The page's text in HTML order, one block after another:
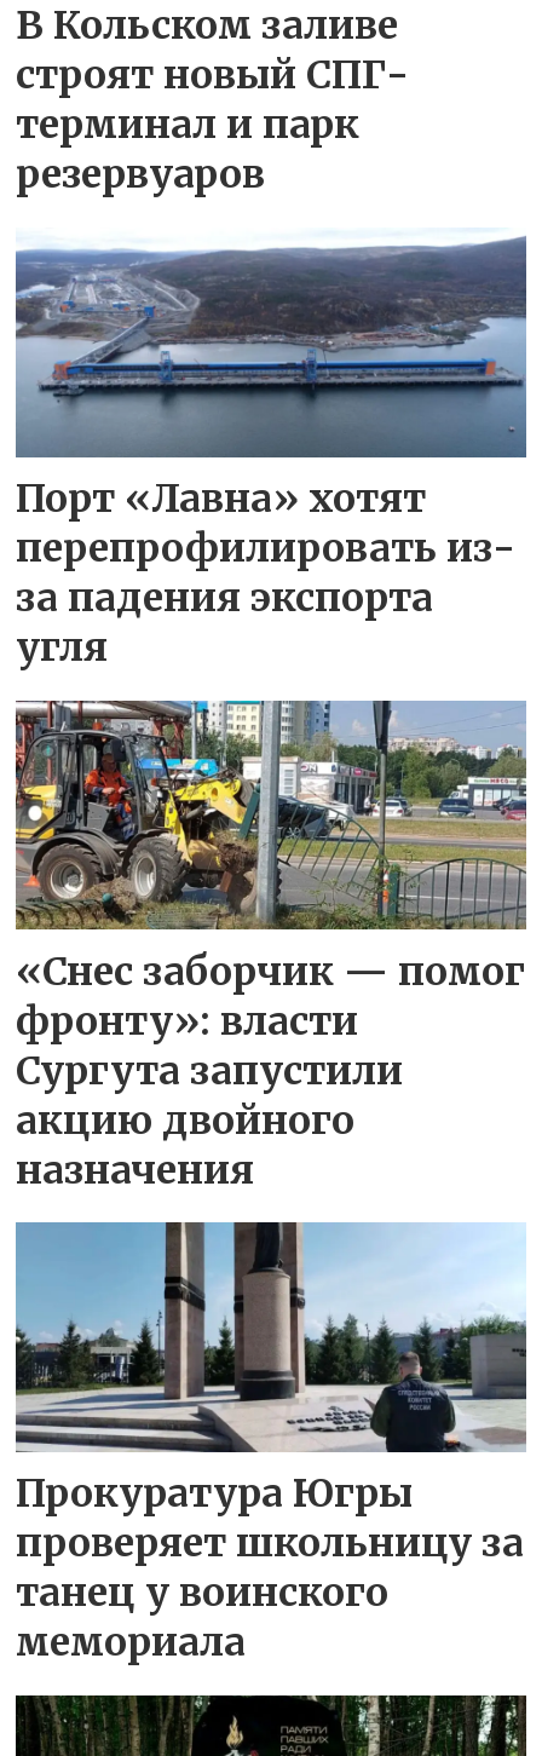
В Кольском заливе
строят новый СПГ-
терминал и парк
резервуаров
Порт «Лавна» хотят
перепрофилировать из-
за падения экспорта
угля
«Снес заборчик — помог
фронту»: власти
Сургута запустили
акцию двойного
назначения
Прокуратура Югры
проверяет школьницу за
танец у воинского
мемориала